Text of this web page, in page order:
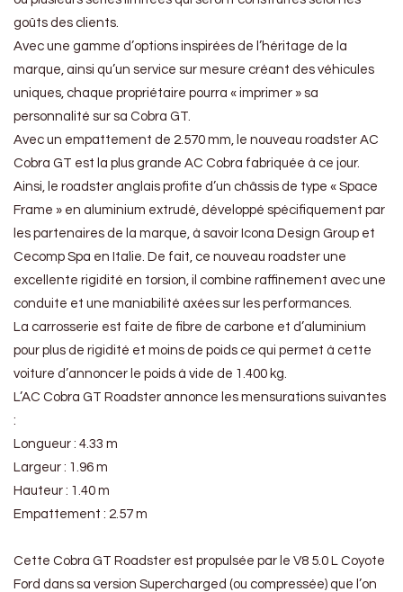
goûts des clients.
Avec une gamme d’options inspirées de l’héritage de la
marque, ainsi qu’un service sur mesure créant des véhicules
uniques, chaque propriétaire pourra « imprimer » sa
personnalité sur sa Cobra GT.
Avec un empattement de 2.570 mm, le nouveau roadster AC
Cobra GT est la plus grande AC Cobra fabriquée à ce jour.
Ainsi, le roadster anglais profite d’un châssis de type « Space
Frame » en aluminium extrudé, développé spécifiquement par
les partenaires de la marque, à savoir Icona Design Group et
Cecomp Spa en Italie. De fait, ce nouveau roadster une
excellente rigidité en torsion, il combine raffinement avec une
conduite et une maniabilité axées sur les performances.
La carrosserie est faite de fibre de carbone et d’aluminium
pour plus de rigidité et moins de poids ce qui permet à cette
voiture d’annoncer le poids à vide de 1.400 kg.
L’AC Cobra GT Roadster annonce les mensurations suivantes
:
Longueur : 4.33 m
Largeur : 1.96 m
Hauteur : 1.40 m
Empattement : 2.57 m
Cette Cobra GT Roadster est propulsée par le V8 5.0 L Coyote
Ford dans sa version Supercharged (ou compressée) que l’on